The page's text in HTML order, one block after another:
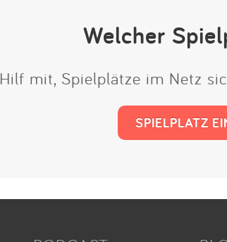
Welcher
Hilf mit, Spielplätze im Netz
SPIELPLATZ